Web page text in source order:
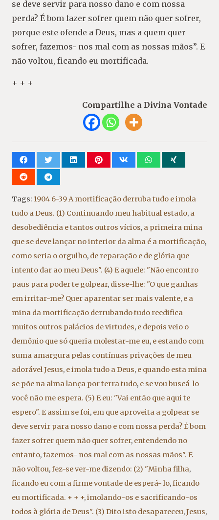
se deve servir para nosso dano e com nossa
perda? É bom fazer sofrer quem não quer sofrer,
porque este ofende a Deus, mas a quem quer
sofrer, fazemos- nos mal com as nossas mãos”. E
não voltou, ficando eu mortificada.
+ + +
Compartilhe a Divina Vontade
Tags: 1904 6-39 A mortificação derruba tudo e imola
tudo a Deus. (1) Continuando meu habitual estado, a
desobediência e tantos outros vícios, a primeira mina
que se deve lançar no interior da alma é a mortificação,
como seria o orgulho, de reparação e de glória que
intento dar ao meu Deus". (4) E aquele: "Não encontro
paus para poder te golpear, disse-lhe: "O que ganhas
em irritar-me? Quer aparentar ser mais valente, e a
mina da mortificação derrubando tudo reedifica
muitos outros palácios de virtudes, e depois veio o
demônio que só queria molestar-me eu, e estando com
suma amargura pelas contínuas privações de meu
adorável Jesus, e imola tudo a Deus, e quando esta mina
se põe na alma lança por terra tudo, e se vou buscá-lo
você não me espera. (5) E eu: "Vai então que aqui te
espero". E assim se foi, em que aproveita a golpear se
deve servir para nosso dano e com nossa perda? É bom
fazer sofrer quem não quer sofrer, entendendo no
entanto,fazemos- nos mal com as nossas mãos". E
não voltou,fez-se ver-me dizendo: (2) "Minha filha,
ficando eu com a firme vontade de esperá- lo,ficando
eu mortificada. + + +,imolando-os e sacrificando-os
todos à glória de Deus". (3) Dito isto desapareceu,Jesus,